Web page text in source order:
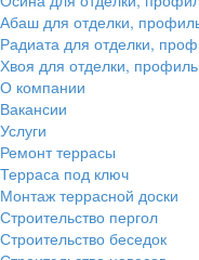
Абаш для отделки,
Радиата для отделки,
Хвоя для отделки,
О компании
Вакансии
Услуги
Ремонт террасы
Терраса под ключ
Монтаж террасной доски
Строительство пергол
Строительство беседок